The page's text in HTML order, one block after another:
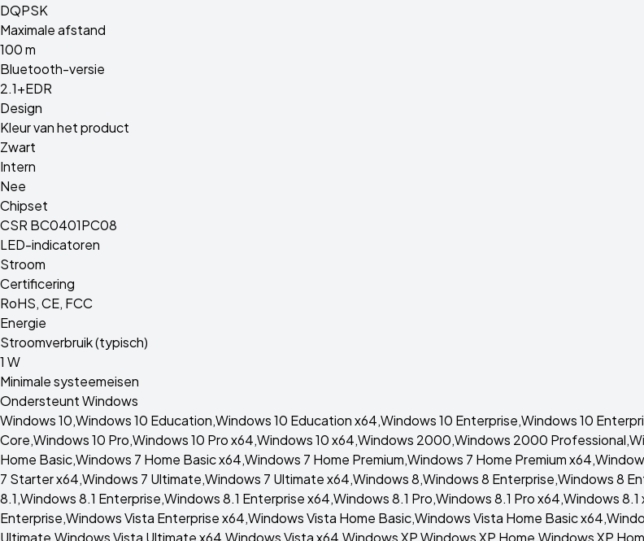
DQPSK
Maximale afstand
100 m
Bluetooth-versie
2.1+EDR
Design
Kleur van het product
Zwart
Intern
Nee
Chipset
CSR BC0401PC08
LED-indicatoren
Stroom
Certificering
RoHS, CE, FCC
Energie
Stroomverbruik (typisch)
1 W
Minimale systeemeisen
Ondersteunt Windows
Windows 10,Windows 10 Education,Windows 10 Education x64,Windows 10 Enterprise,Windows 10
Core,Windows 10 Pro,Windows 10 Pro x64,Windows 10 x64,Windows 2000,Windows 2000
Home Basic,Windows 7 Home Basic x64,Windows 7 Home Premium,Windows 7 Home Premium
7 Starter x64,Windows 7 Ultimate,Windows 7 Ultimate x64,Windows 8,Windows 8 Enterprise,Windows 8
8.1,Windows 8.1 Enterprise,Windows 8.1 Enterprise x64,Windows 8.1 Pro,Windows 8.1 Pro x64,Windows
Enterprise,Windows Vista Enterprise x64,Windows Vista Home Basic,Windows Vista Home Basic
Ultimate,Windows Vista Ultimate x64,Windows Vista x64,Windows XP,Windows XP Home,Windows XP